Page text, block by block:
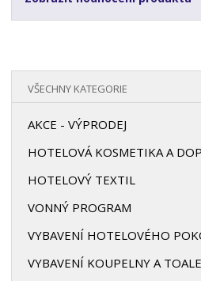
VŠECHNY KATEGORIE
AKCE - VÝPRODEJ
HOTELOVÁ KOSMETIKA A
HOTELOVÝ TEXTIL
VONNÝ PROGRAM
VYBAVENÍ HOTELOVÉHO
VYBAVENÍ KOUPELNY A